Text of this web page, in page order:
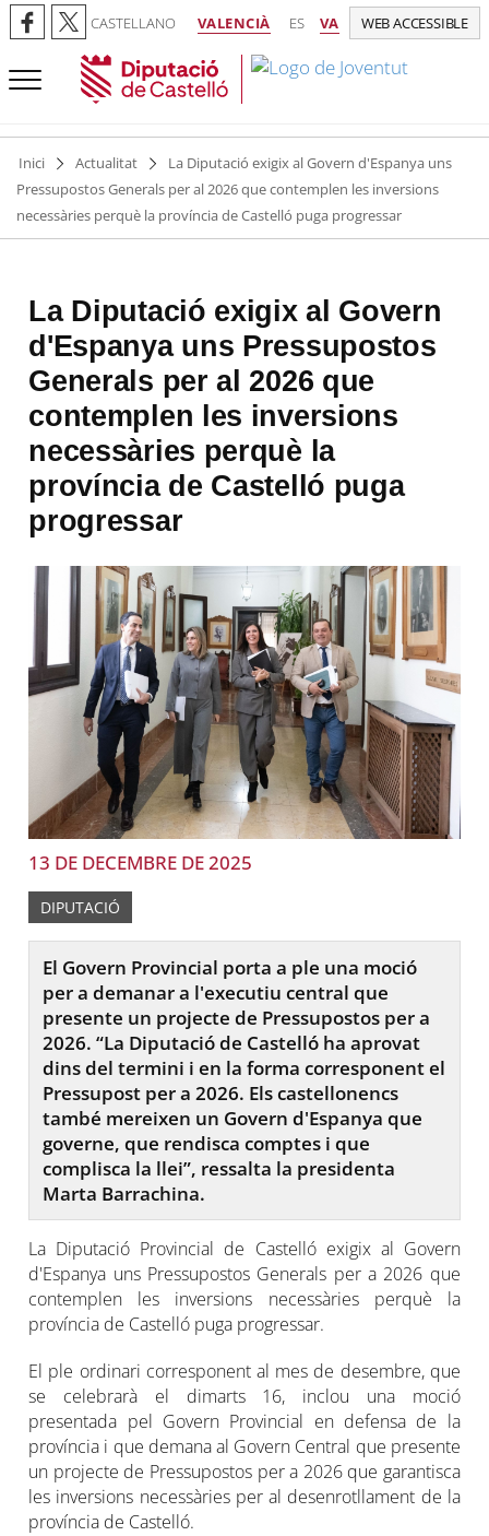
CASTELLANO VALENCIÀ ES VA WEB ACCESSIBLE
Inici Actualitat
La Diputació exigix al Govern d'Espanya uns
Pressupostos Generals per al 2026 que contemplen les inversions
necessàries perquè la província de Castelló puga progressar
La Diputació exigix al Govern
d'Espanya uns Pressupostos
Generals per al 2026 que
contemplen les inversions
necessàries perquè la
província de Castelló puga
progressar
13 DE DECEMBRE DE 2025
DIPUTACIÓ
El Govern Provincial porta a ple una moció
per a demanar a l'executiu central que
presente un projecte de Pressupostos per a
2026. “La Diputació de Castelló ha aprovat
dins del termini i en la forma corresponent el
Pressupost per a 2026. Els castellonencs
també mereixen un Govern d'Espanya que
governe, que rendisca comptes i que
complisca la llei”, ressalta la presidenta
Marta Barrachina.
La Diputació Provincial de Castelló exigix al Govern
d'Espanya uns Pressupostos Generals per a 2026 que
contemplen les inversions necessàries perquè la
província de Castelló puga progressar.
El ple ordinari corresponent al mes de desembre, que
se celebrarà el dimarts 16, inclou una moció
presentada pel Govern Provincial en defensa de la
província i que demana al Govern Central que presente
un projecte de Pressupostos per a 2026 que garantisca
les inversions necessàries per al desenrotllament de la
província de Castelló.